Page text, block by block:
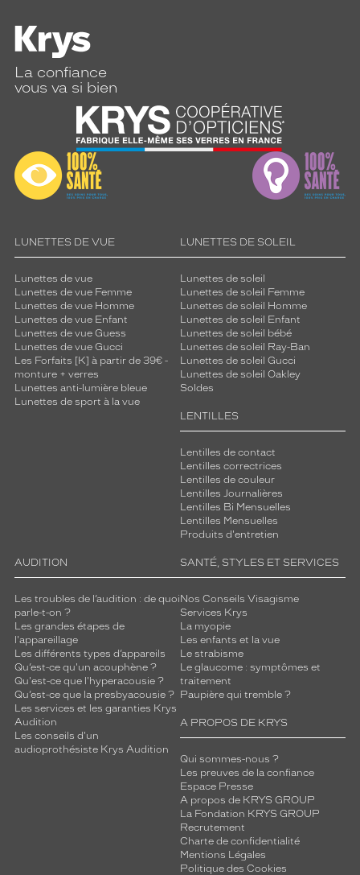
La confiance
vous va si bien
LUNETTES DE VUE
Lunettes de vue
Lunettes de vue Femme
Lunettes de vue Homme
Lunettes de vue Enfant
Lunettes de vue Guess
Lunettes de vue Gucci
Les Forfaits [K] à partir de 39€ -
monture + verres
Lunettes anti-lumière bleue
Lunettes de sport à la vue
LUNETTES DE SOLEIL
Lunettes de soleil
Lunettes de soleil Femme
Lunettes de soleil Homme
Lunettes de soleil Enfant
Lunettes de soleil bébé
Lunettes de soleil Ray-Ban
Lunettes de soleil Gucci
Lunettes de soleil Oakley
Soldes
LENTILLES
Lentilles de contact
Lentilles correctrices
Lentilles de couleur
Lentilles Journalières
Lentilles Bi Mensuelles
Lentilles Mensuelles
Produits d'entretien
AUDITION
Les troubles de l’audition : de quoi
parle-t-on ?
Les grandes étapes de
l'appareillage
Les différents types d’appareils
Qu’est-ce qu'un acouphène ?
Qu'est-ce que l'hyperacousie ?
Qu’est-ce que la presbyacousie ?
Les services et les garanties Krys
Audition
Les conseils d'un
audioprothésiste Krys Audition
SANTÉ, STYLES ET SERVICES
Nos Conseils Visagisme
Services Krys
La myopie
Les enfants et la vue
Le strabisme
Le glaucome : symptômes et
traitement
Paupière qui tremble ?
A PROPOS DE KRYS
Qui sommes-nous ?
Les preuves de la confiance
Espace Presse
A propos de KRYS GROUP
La Fondation KRYS GROUP
Recrutement
Charte de confidentialité
Mentions Légales
Politique des Cookies